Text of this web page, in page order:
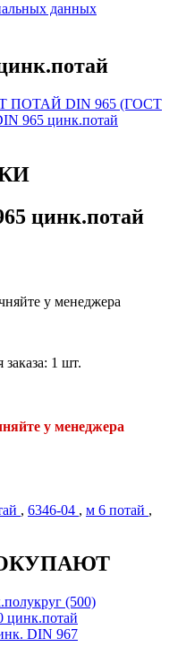
данных
ПОТАЙ DIN 965 (ГОСТ
965 цинк.потай
цинк.потай
у менеджера
1 шт.
у менеджера
, 6346-04 , м 6 потай ,
(500)
DIN 967